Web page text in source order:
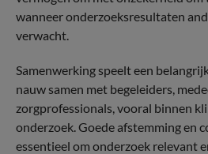
wanneer onderzoeksresultaten
verwacht.
Samenwerking speelt een
nauw samen met begeleiders,
zorgprofessionals, vooral binnen
onderzoek. Goede afstemming en
essentieel om onderzoek relevant